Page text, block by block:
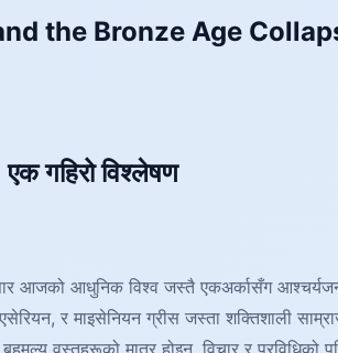
the Bronze Age
गहिरो विश्लेषण
संसार आजको आधुनिक विश्व जस्तै एकअर्कासँग
र माइसेनियन ग्रीस जस्ता शक्तिशाली
वस्तुहरूको मात्र होइन, विचार र